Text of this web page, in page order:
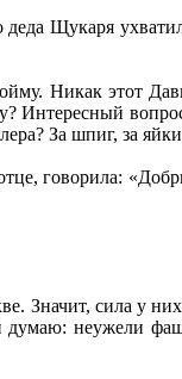
Щукаря
Никак этот
Интересный
За шпиг, за
говорила:
Значит, сила у
думаю: неужели